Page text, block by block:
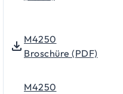
M4250
Broschüre (PDF)
M4250